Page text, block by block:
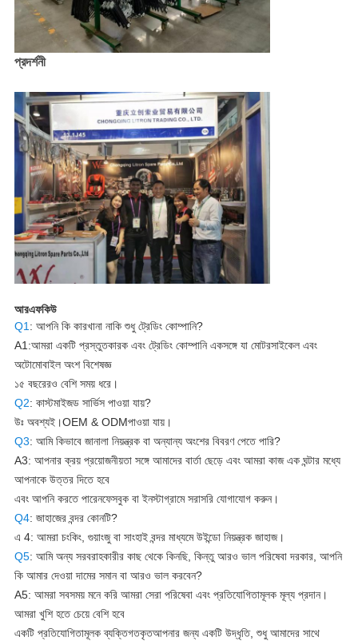
প্রদর্শনী
আরএফকিউ
Q1: আপনি কি কারখানা নাকি শুধু ট্রেডিং কোম্পানি?
A1:আমরা একটি প্রস্তুতকারক এবং ট্রেডিং কোম্পানি একসঙ্গে যা মোটরসাইকেল এবং
অটোমোবাইল অংশ বিশেষজ্ঞ
১৫ বছরেরও বেশি সময় ধরে।
Q2: কাস্টমাইজড সার্ভিস পাওয়া যায়?
উঃ অবশ্যই।OEM & ODMপাওয়া যায়।
Q3: আমি কিভাবে জানালা নিয়ন্ত্রক বা অন্যান্য অংশের বিবরণ পেতে পারি?
A3: আপনার ক্রয় প্রয়োজনীয়তা সঙ্গে আমাদের বার্তা ছেড়ে এবং আমরা কাজ এক ঘন্টার মধ্যে
আপনাকে উত্তর দিতে হবে
এবং আপনি করতে পারেনফেসবুক বা ইনস্টাগ্রামে সরাসরি যোগাযোগ করুন।
Q4: জাহাজের বন্দর কোনটি?
এ 4: আমরা চংকিং, গুয়াংজু বা সাংহাই বন্দর মাধ্যমে উইন্ডো নিয়ন্ত্রক জাহাজ।
Q5: আমি অন্য সরবরাহকারীর কাছ থেকে কিনছি, কিন্তু আরও ভাল পরিষেবা দরকার, আপনি
কি আমার দেওয়া দামের সমান বা আরও ভাল করবেন?
A5: আমরা সবসময় মনে করি আমরা সেরা পরিষেবা এবং প্রতিযোগিতামূলক মূল্য প্রদান।
আমরা খুশি হতে চেয়ে বেশি হবে
একটি প্রতিযোগিতামূলক ব্যক্তিগতকৃতআপনার জন্য একটি উদ্ধৃতি, শুধু আমাদের সাথে